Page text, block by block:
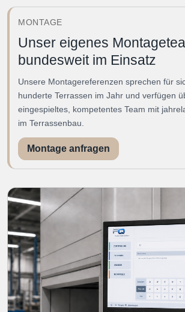
MONTAGE
Unser eigenes
bundesweit im Einsatz
Unsere Montagereferenzen sprechen für
hunderte Terrassen im Jahr und verfügen
eingespieltes, kompetentes Team mit
im Terrassenbau.
Montage anfragen